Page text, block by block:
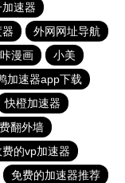
加速器
外网网址导航
漫画
小美
加速器app下载
快橙加速器
翻外墙
的vp加速器
免费的加速器推荐